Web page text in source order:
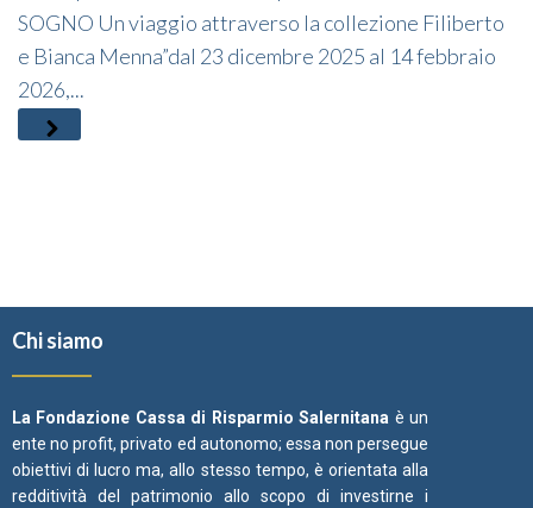
SOGNO Un viaggio attraverso la collezione Filiberto
e Bianca Menna”dal 23 dicembre 2025 al 14 febbraio
2026,...
Chi siamo
La Fondazione Cassa di Risparmio Salernitana è un
ente no profit, privato ed autonomo; essa non persegue
obiettivi di lucro ma, allo stesso tempo, è orientata alla
redditività del patrimonio allo scopo di investirne i